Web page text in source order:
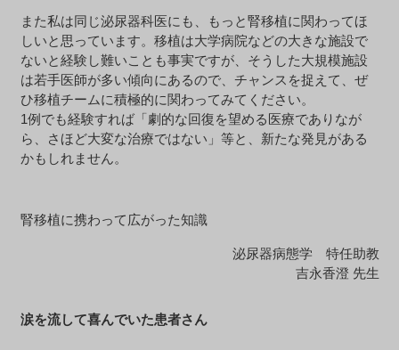
また私は同じ泌尿器科医にも、もっと腎移植に関わってほ
しいと思っています。移植は大学病院などの大きな施設で
ないと経験し難いことも事実ですが、そうした大規模施設
は若手医師が多い傾向にあるので、チャンスを捉えて、ぜ
ひ移植チームに積極的に関わってみてください。
1例でも経験すれば「劇的な回復を望める医療でありなが
ら、さほど大変な治療ではない」等と、新たな発見がある
かもしれません。
腎移植に携わって広がった知識
泌尿器病態学 特任助教
吉永香澄 先生
涙を流して喜んでいた患者さん